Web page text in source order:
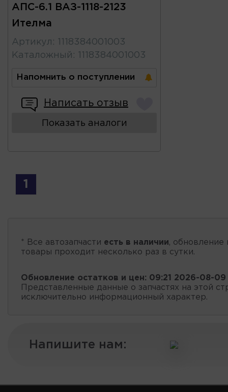
АПС-6.1 ВАЗ-1118-2123
Ителма
Артикул :
1118384001003
Каталожный : 1118384001003
Напомнить о поступлении
Написать отзыв
Показать аналоги
1
* Все автозапчасти есть в наличии, обновление
товары проходит несколько раз в сутки.
Обновление остатков и цен: 09:21 2026-08-09
Представленные данные о запчастях на этой
исключительно информационный характер.
Напишите нам: